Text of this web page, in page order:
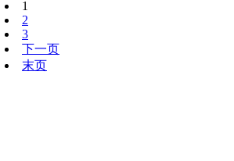
1
2
3
下一页
末页